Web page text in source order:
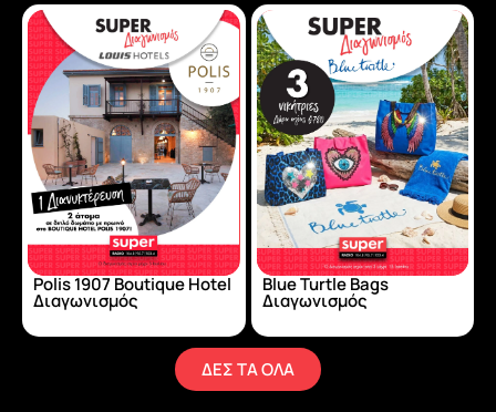
Polis 1907 Boutique Hotel
Διαγωνισμός
Blue Turtle Bags
Διαγωνισμός
ΔΕΣ ΤΑ ΟΛΑ